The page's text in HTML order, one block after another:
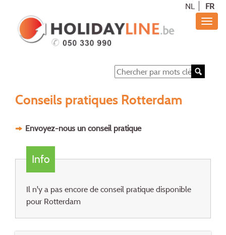
NL FR
Conseils pratiques Rotterdam
Envoyez-nous un conseil pratique
Info
Il n'y a pas encore de conseil pratique disponible
pour Rotterdam